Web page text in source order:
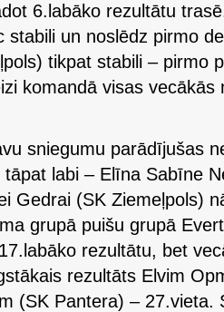
6.labāko rezultātu
stabili un noslēdz pirmo
tikpat stabili – pirmo
komandā visas vecākās
sniegumu parādījušas
labi – Elīna Sabīne
Gedrai (SK Ziemeļpols)
grupā puišu grupā
rezultātu, bet
rezultāts Elvim
(SK Pantera) – 27.vieta.